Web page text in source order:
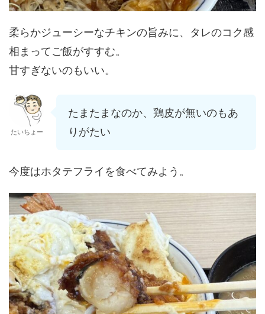
柔らかジューシーなチキンの旨みに、タレのコク感
相まってご飯がすすむ。
甘すぎないのもいい。
たいちょー
たまたまなのか、鶏皮が無いのもあ
りがたい
今度はホタテフライを食べてみよう。